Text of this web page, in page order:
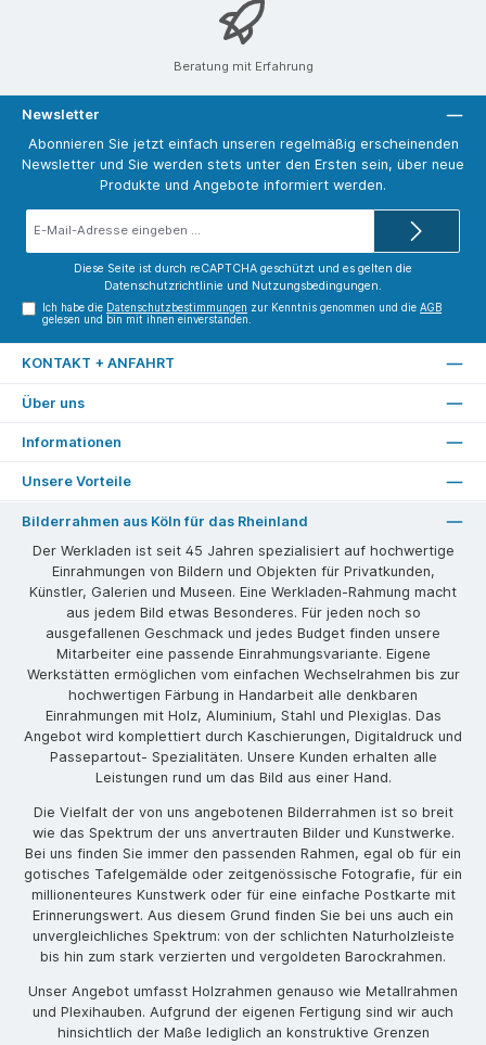
Besondere der Produkte: Alle Designobjekte werden in
Norddeutschland aus überwiegend recycelten Materialien
mittels additiver Fertigung hergestellt. Jede Vase
sorgfältiger Handarbeit verpackt.
Beratung mit Erfahrung
Newsletter
Abonnieren Sie jetzt einfach unseren regelmäßig erscheinenden
Newsletter und Sie werden stets unter den Ersten sein, über neue
Produkte und Angebote informiert werden.
Diese Seite ist durch reCAPTCHA geschützt und es gelten die
Datenschutzrichtlinie und Nutzungsbedingungen
Ich habe die Datenschutzbestimmungen zur Kenntnis genommen und dieAGB
gelesen und bin mit ihnen einverstanden.
KONTAKT + ANFAHRT
Über uns
Informationen
Unsere Vorteile
Bilderrahmen aus Köln für das Rheinland
Der Werkladen ist seit 45 Jahren spezialisiert auf hochwertige
Einrahmungen von Bildern und Objekten für Privatkunden,
Künstler, Galerien und Museen. Eine Werkladen-Rahmung macht
aus jedem Bild etwas Besonderes. Für jeden noch so
ausgefallenen Geschmack und jedes Budget finden unsere
Mitarbeiter eine passende Einrahmungsvariante. Eigene
Werkstätten ermöglichen vom einfachen Wechselrahmen bis zur
hochwertigen Färbung in Handarbeit alle denkbaren
Einrahmungen mit Holz, Aluminium, Stahl und Plexiglas. Das
Angebot wird komplettiert durch Kaschierungen, Digitaldruck und
Passepartout- Spezialitäten. Unsere Kunden erhalten alle
Leistungen rund um das Bild aus einer Hand.
Die Vielfalt der von uns angebotenen Bilderrahmen ist so breit
wie das Spektrum der uns anvertrauten Bilder und Kunstwerke.
Bei uns finden Sie immer den passenden Rahmen, egal ob für ein
gotisches Tafelgemälde oder zeitgenössische Fotografie, für ein
millionenteures Kunstwerk oder für eine einfache Postkarte mit
Erinnerungswert. Aus diesem Grund finden Sie bei uns auch ein
unvergleichliches Spektrum: von der schlichten Naturholzleiste
bis hin zum stark verzierten und vergoldeten Barockrahmen.
Unser Angebot umfasst Holzrahmen genauso wie Metallrahmen
und Plexihauben. Aufgrund der eigenen Fertigung sind wir auch
hinsichtlich der Maße lediglich an konstruktive Grenzen